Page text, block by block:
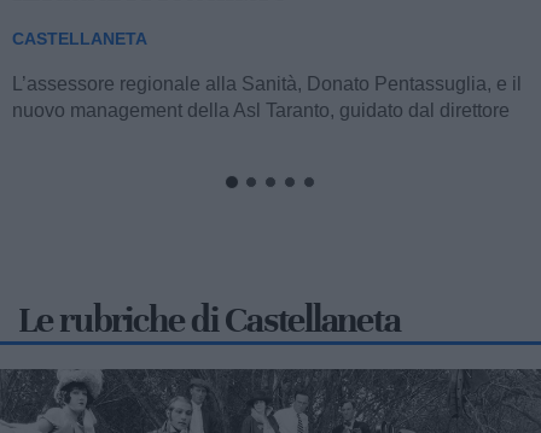
Un esemplare di tartaruga Caretta caretta, simpaticamente
battezzato Piero, è stato tratto in salvo lungo il litorale di
Castellaneta Marina grazie...
Le rubriche di Castellaneta